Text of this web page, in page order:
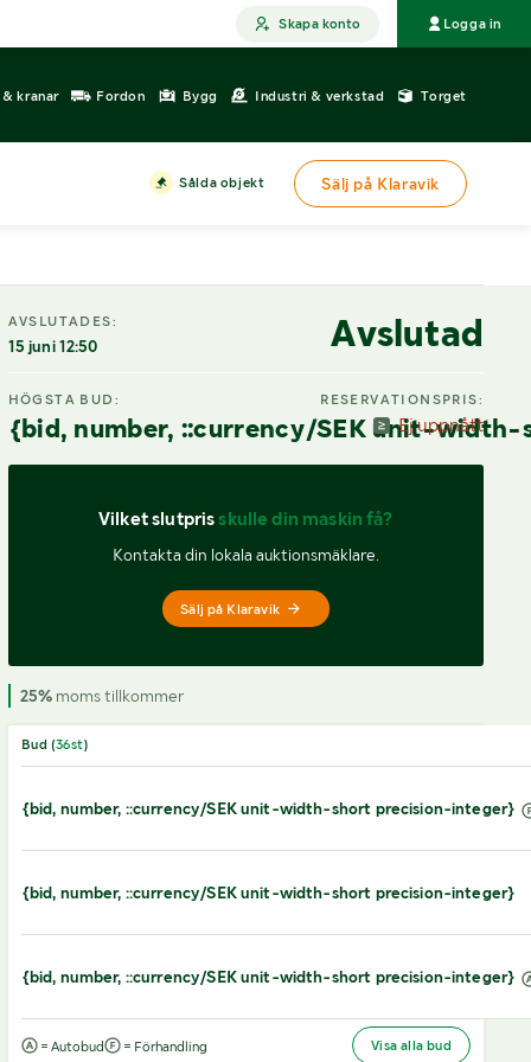
Skapa konto Logga in
kranar Fordon Bygg Industri & verkstad Torget
Sålda objekt Sälj på Klaravik
AVSLUTADES:
15 juni 12:50 Avslutad
HÖGSTA BUD:
{bid, number, ::currency/SEK unit-
RESERVATIONSPRIS:
Ej uppnått
Vilket slutpris skulle din maskin få?
Kontakta din lokala auktionsmäklare.
Sälj på Klaravik
25%moms tillkommer
Bud (36st)
{bid, number, ::currency/SEK unit-width-short precision-integer}
{bid, number, ::currency/SEK unit-width-short precision-integer}
{bid, number, ::currency/SEK unit-width-short precision-integer}
= Autobud = Förhandling Visa alla bud